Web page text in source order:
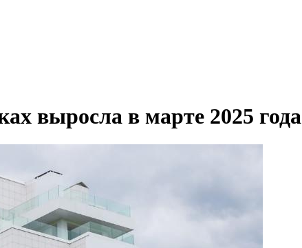
выросла в марте 2025 года